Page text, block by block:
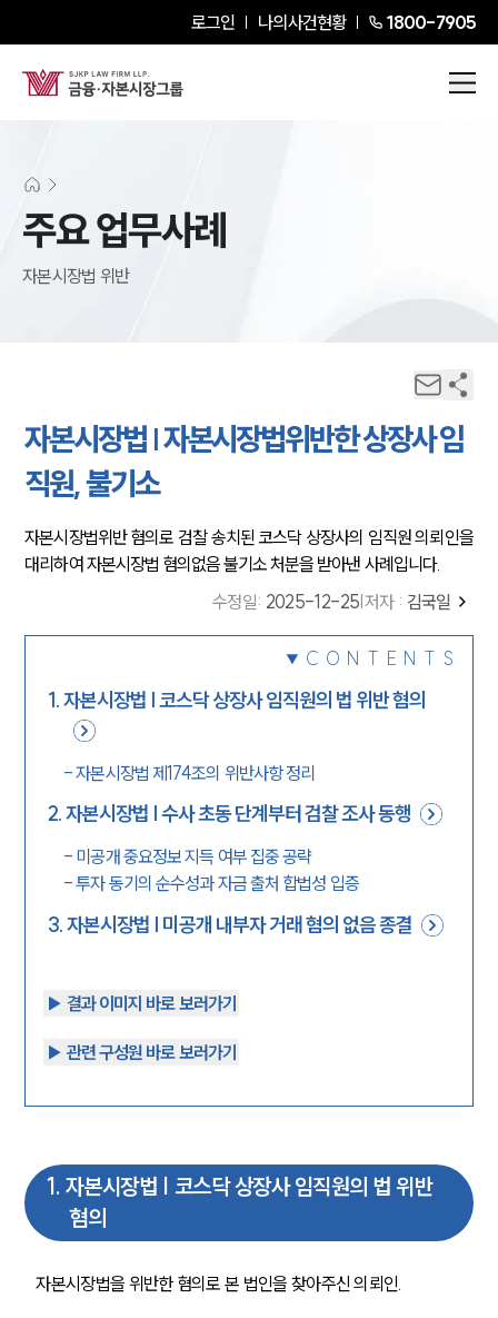
로그인 나의사건현황 1800-7905
주요 업무사례
자본시장법 위반
자본시장법 | 자본시장법위반한 상장사 임
직원, 불기소
자본시장법위반 혐의로 검찰 송치된 코스닥 상장사의 임직원 의뢰인을
대리하여 자본시장법 혐의없음 불기소 처분을 받아낸 사례입니다.
수정일: 2025-12-25 저자 : 김국일
CONTENTS
1.자본시장법 | 코스닥 상장사 임직원의 법 위반 혐의
-자본시장법 제174조의 위반사항 정리
2.자본시장법 | 수사 초동 단계부터 검찰 조사 동행
- 미공개 중요정보 지득 여부 집중 공략
-투자 동기의 순수성과 자금 출처 합법성 입증
3.자본시장법 | 미공개 내부자 거래 혐의 없음 종결
▶︎ 결과 이미지 바로 보러가기
▶︎ 관련 구성원 바로 보러가기
1 . 자본시장법 | 코스닥 상장사 임직원의 법 위반
혐의
자본시장법을 위반한 혐의로 본 법인을 찾아주신 의뢰인.